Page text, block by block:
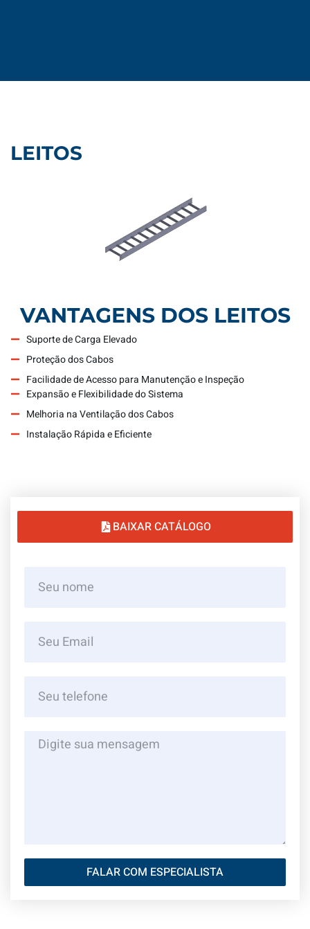
LEITOS
VANTAGENS DOS LEITOS
Suporte de Carga Elevado
Proteção dos Cabos
Facilidade de Acesso para Manutenção e Inspeção
Expansão e Flexibilidade do Sistema
Melhoria na Ventilação dos Cabos
Instalação Rápida e Eficiente
BAIXAR CATÁLOGO
FALAR COM ESPECIALISTA